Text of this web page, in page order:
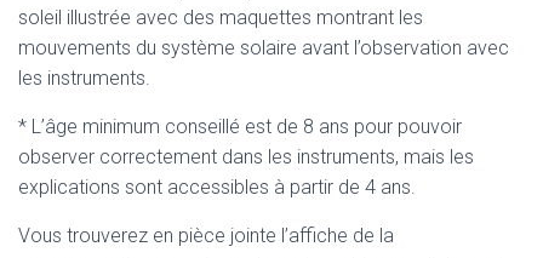
soleil illustrée avec des maquettes montrant les
mouvements du système solaire avant l’observation avec
les instruments.
* L’âge minimum conseillé est de 8 ans pour pouvoir
observer correctement dans les instruments, mais les
explications sont accessibles à partir de 4 ans.
Vous trouverez en pièce jointe l’affiche de la